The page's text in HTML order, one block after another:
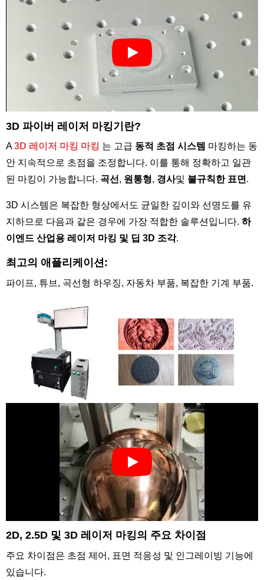
3D 파이버 레이저 마킹기란?
A3D 레이저 마킹 마킹 는 고급 동적 초점 시스템 마킹하는 동
안 지속적으로 초점을 조정합니다. 이를 통해 정확하고 일관
된 마킹이 가능합니다. 곡선 , 원통형, 경사및 불규칙한 표면 .
3D 시스템은 복잡한 형상에서도 균일한 깊이와 선명도를 유
지하므로 다음과 같은 경우에 가장 적합한 솔루션입니다. 하
이엔드 산업용 레이저 마킹 및 딥 3D 조각.
최고의 애플리케이션:
파이프, 튜브, 곡선형 하우징, 자동차 부품, 복잡한 기계 부품.
2D, 2.5D 및 3D 레이저 마킹의 주요 차이점
주요 차이점은 초점 제어, 표면 적응성 및 인그레이빙 기능에
있습니다.